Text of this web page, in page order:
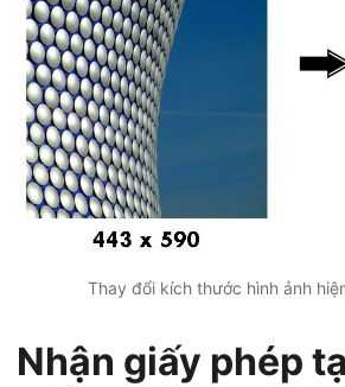
Thay đổi kích thước hình ảnh
Nhận giấy phép